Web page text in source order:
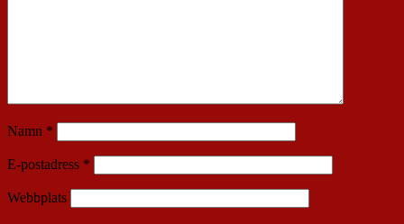
Namn *
E-postadress *
Webbplats